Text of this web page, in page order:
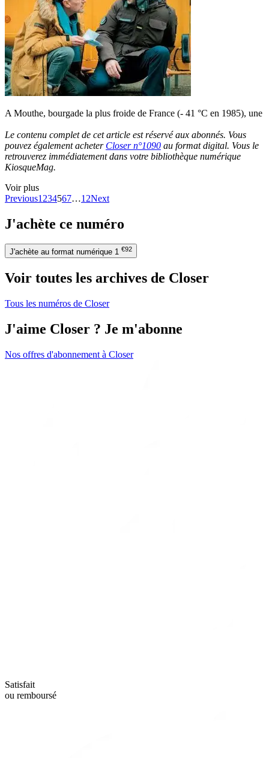
A Mouthe, bourgade la plus froide de France (- 41 °C en 1985), une
Le contenu complet de cet article est réservé aux abonnés. Vous
pouvez également acheter Closer n°1090 au format digital. Vous le
retrouverez immédiatement dans votre bibliothèque numérique
KiosqueMag.
Voir plus
Previous1 234567…12Next
J'achète ce numéro
J'achète au format numérique 1 €92
Voir toutes les archives de Closer
Tous les numéros de Closer
J'aime Closer ? Je m'abonne
Nos offres d'abonnement à Closer
Satisfait
ou remboursé